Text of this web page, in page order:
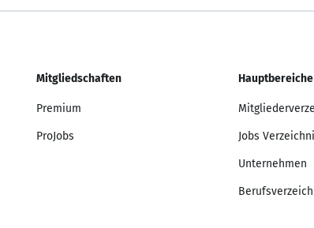
Mitgliedschaften
Premium
ProJobs
Hauptbereiche
Jobs
Unternehmen